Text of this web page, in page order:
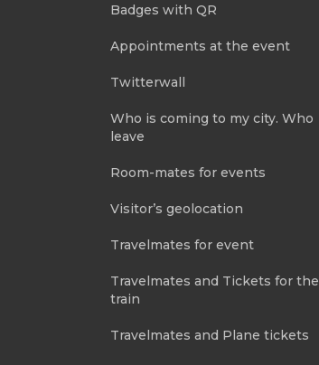
Badges with QR
Appointments at the event
Twitterwall
Who is coming to my city. Who
leave
Room-mates for events
Visitor’s geolocation
Travelmates for event
Travelmates and Tickets for the
train
Travelmates and Plane tickets